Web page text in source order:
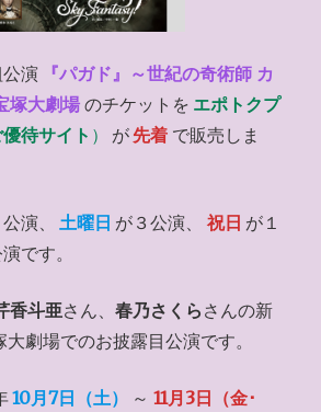
演 『パガド』～世紀の奇術師 カ
塚大劇場のチケットを エポトクプ
待サイト ） が 先着 で販売しま
演、 土曜日 が３公演、 祝日 が１
です。
香斗亜さん、春乃さくら さんの新
大劇場でのお披露目公演です。
10月7日（土） ～ 11月3日（金･